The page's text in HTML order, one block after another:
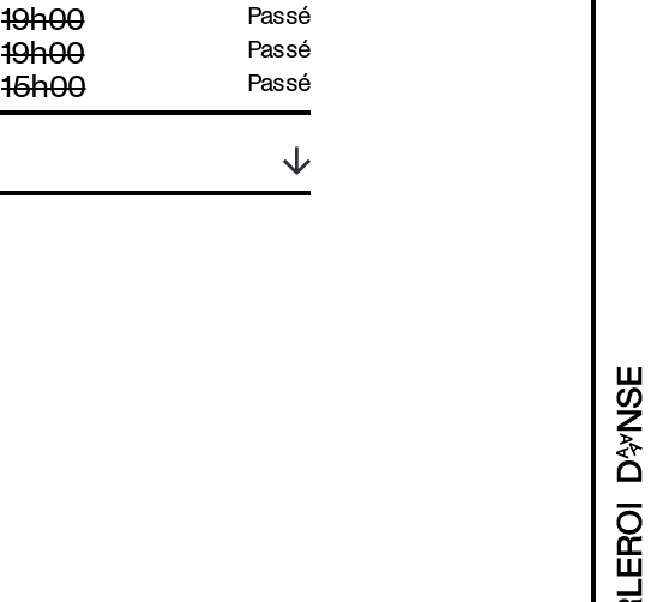
19h00 Passé
19h00 Passé
15h00 Passé